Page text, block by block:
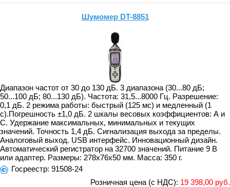
Шумомер DT-8851
Диапазон частот от 30 до 130 дБ. 3 диапазона (30...80 дБ;
50...100 дБ; 80...130 дБ). Частота: 31,5...8000 Гц. Разрешение:
0,1 дБ. 2 режима работы: быстрый (125 мс) и медленный (1
с).Погрешность ±1,0 дБ. 2 шкалы весовых коэффициентов: А и
С. Удержание максимальных, минимальных и текущих
значений. Точность 1,4 дБ. Сигнализация выхода за пределы.
Аналоговый выход. USB интерфейс. Инновационный дизайн.
Автоматический регистратор на 32700 значений. Питание 9 В
или адаптер. Размеры: 278х76х50 мм. Масса: 350 г.
Госреестр: 91508-24
Розничная цена (с НДС): 19 398,00 руб.